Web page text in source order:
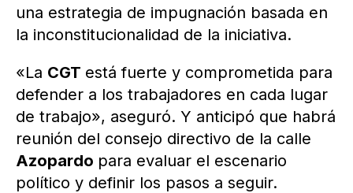
una estrategia de impugnación basada en
la inconstitucionalidad de la iniciativa.
«La CGT está fuerte y comprometida para
defender a los trabajadores en cada lugar
de trabajo», aseguró. Y anticipó que habrá
reunión del consejo directivo de la calle
Azopardo para evaluar el escenario
político y definir los pasos a seguir.